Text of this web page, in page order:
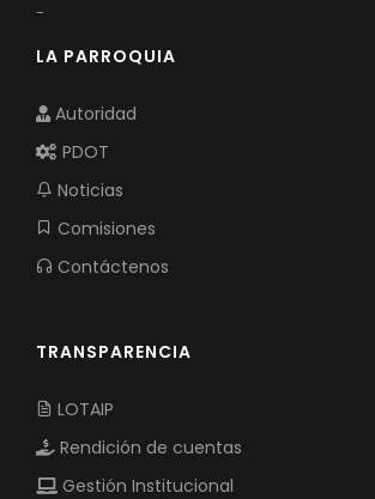
-
LA PARROQUIA
Autoridad
PDOT
Noticias
Comisiones
Contáctenos
TRANSPARENCIA
LOTAIP
Rendición de cuentas
Gestión Institucional